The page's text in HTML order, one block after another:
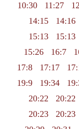
10:30
11:27
14:15
14:16
15:13
15:13
15:26
16:7
17:8
17:17
19:9
19:34
20:22
20:22
20:23
20:23